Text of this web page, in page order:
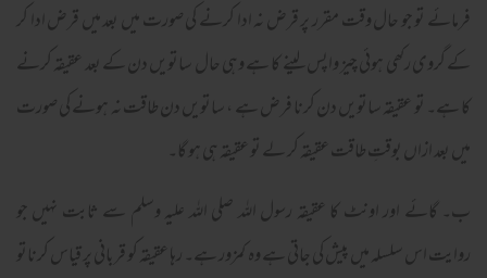
فرمائے تو جو حال وقت مقرر پر قرض نہ ادا کرنے کی صورت میں بعد میں قرض ادا کر
کے گروی رکھی ہوئی چیز واپس لینے کا ہے وہی حال ساتویں دن کے بعد عقیقہ کرنے
کا ہے۔ تو عقیقہ ساتویں دن کرنا فرض ہے ، ساتویں دن طاقت نہ ہونے کی صورت
میں بعد ازاں بوقتِ طاقت عقیقہ کر لے تو عقیقہ ہی ہو گا۔
ب۔ گائے اور اونٹ کا عقیقہ رسول اللہ صلی الله علیہ وسلم سے ثابت نہیں جو
روایت اس سلسلہ میں پیش کی جاتی ہے وہ کمزور ہے۔ رہا عقیقہ کو قربانی پر قیاس کرناتو